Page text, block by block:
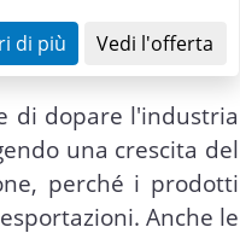
di più Vedi l'offerta
di dopare l'industria
una crescita del
perché i prodotti
Anche le